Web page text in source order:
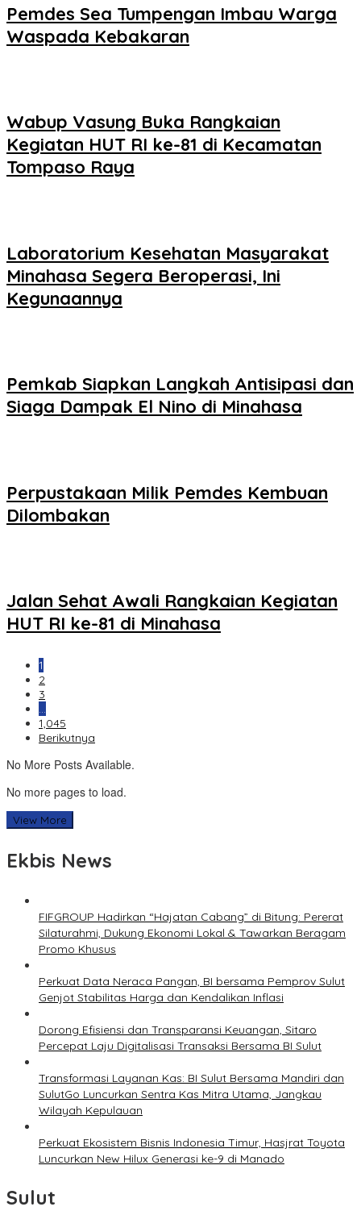
Pemdes Sea Tumpengan Imbau Warga
Waspada Kebakaran
Wabup Vasung Buka Rangkaian
Kegiatan HUT RI ke-81 di Kecamatan
Tompaso Raya
Laboratorium Kesehatan Masyarakat
Minahasa Segera Beroperasi, Ini
Kegunaannya
Pemkab Siapkan Langkah Antisipasi dan
Siaga Dampak El Nino di Minahasa
Perpustakaan Milik Pemdes Kembuan
Dilombakan
Jalan Sehat Awali Rangkaian Kegiatan
HUT RI ke-81 di Minahasa
1
2
3
…
1,045
Berikutnya
No More Posts Available.
No more pages to load.
View More
Ekbis News
FIFGROUP Hadirkan “Hajatan Cabang” di Bitung: Pererat
Silaturahmi, Dukung Ekonomi Lokal & Tawarkan Beragam
Promo Khusus
Perkuat Data Neraca Pangan, BI bersama Pemprov Sulut
Genjot Stabilitas Harga dan Kendalikan Inflasi
Dorong Efisiensi dan Transparansi Keuangan, Sitaro
Percepat Laju Digitalisasi Transaksi Bersama BI Sulut
Transformasi Layanan Kas: BI Sulut Bersama Mandiri dan
SulutGo Luncurkan Sentra Kas Mitra Utama, Jangkau
Wilayah Kepulauan
Perkuat Ekosistem Bisnis Indonesia Timur, Hasjrat Toyota
Luncurkan New Hilux Generasi ke-9 di Manado
Sulut